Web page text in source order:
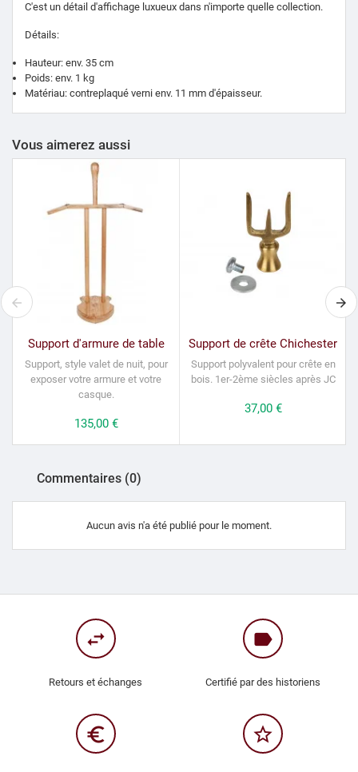
C'est un détail d'affichage luxueux dans n'importe quelle collection.
Détails:
Hauteur: env. 35 cm
Poids: env. 1 kg
Matériau: contreplaqué verni env. 11 mm d'épaisseur.
Vous aimerez aussi
Support d'armure de table
Support, style valet de nuit, pour
exposer votre armure et votre
casque.
Prix
135,00 €
Support de crête Chichester
Support polyvalent pour crête en
bois. 1er-2ème siècles après JC
Prix
37,00 €
Commentaires (0)
Aucun avis n'a été publié pour le moment.
swap_horiz
Retours et échanges
label
Certifié par des historiens
euro_symbol star_border